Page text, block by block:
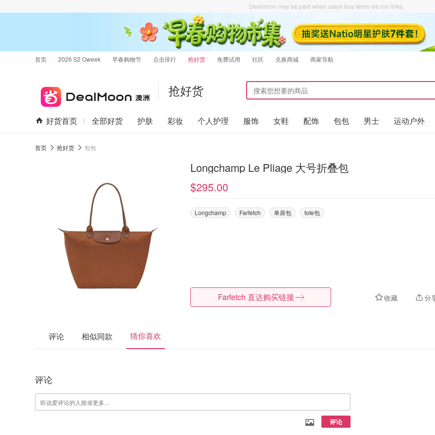
Dealmoon may be paid when users buy items via our links.
首页 2026 S2 Oweek 早春购物节 点击排行 抢好货 免费试用 社区 兑换商城 商家导航
抢好货
好货首页 全部好货 护肤 彩妆 个人护理 服饰 女鞋 配饰 包包 男士 运动户外
首页 抢好货 包包
Longchamp Le Pliage 大号折叠包
$295.00
Longchamp Farfetch 单肩包 tote包
收藏 分
Farfetch 直达购买链接
评论 相似同款 猜你喜欢
评论
评论